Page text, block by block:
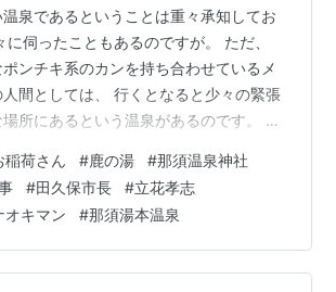
泉であるということは重々承知してお
に伺ったこともあるのですが。 ただ、
ンチキ系のカンを持ち合わせているメ
間としては、 行くとなると少々の緊張
所にあるという温泉があるのです。 故
。 栃木県は那須高原にある 「鹿の湯
ん。 「那須湯本温泉」「本湯」「元
深い温泉さん。 湯治湯としても有名
硫黄の匂いは温泉気分がアガリます。
（茶臼岳）の山裾を流れる谷川に沿って
稲荷さん #鹿の湯 #那須温泉神社
#田久保市長 #立花孝志
オキマン #那須湯本温泉